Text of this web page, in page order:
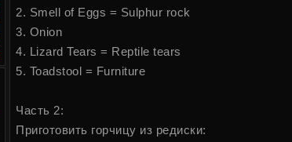
2. Smell of Eggs = Sulphur rock
3. Onion
4. Lizard Tears = Reptile tears
5. Toadstool = Furniture
Часть 2:
Приготовить горчицу из редиски: